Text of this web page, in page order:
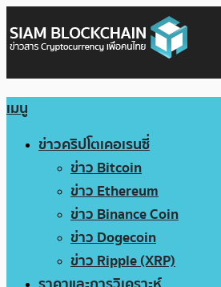
เมนู
ข่าวคริปโตเคอเรนซี่
ข่าว Bitcoin
ข่าว Ethereum
ข่าว Binance Coin
ข่าว Dogecoin
ข่าว Ripple (XRP)